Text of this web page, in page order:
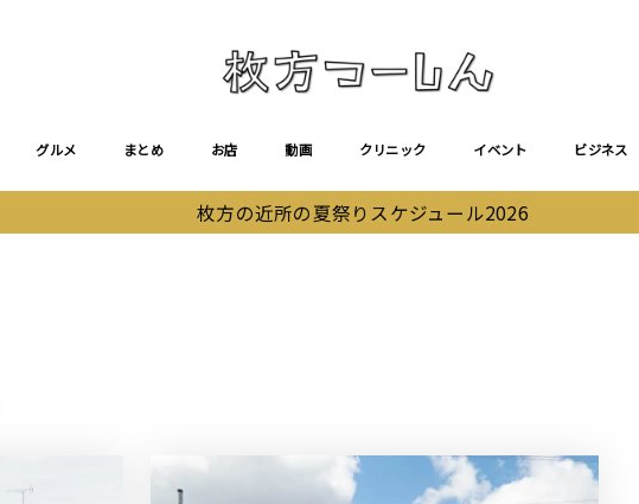
グルメ まとめ お店 動画 クリニック イベント ビジネス
枚方の近所の夏祭りスケジュール2026